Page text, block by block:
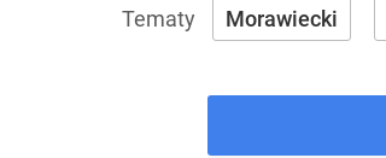
Morawiecki